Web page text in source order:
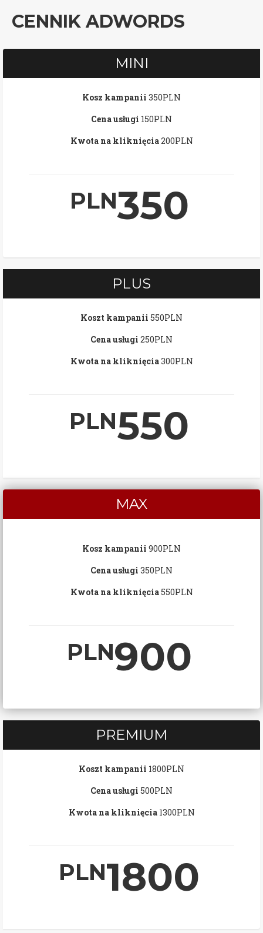
CENNIK ADWORDS
MINI
Kosz kampanii 350PLN
Cena usługi 150PLN
Kwota na kliknięcia200PLN
PLN350
PLUS
Koszt kampanii 550PLN
Cena usługi 250PLN
Kwota na kliknięcia300PLN
PLN550
MAX
Kosz kampanii 900PLN
Cena usługi 350PLN
Kwota na kliknięcia550PLN
PLN900
PREMIUM
Koszt kampanii 1800PLN
Cena usługi 500PLN
Kwota na kliknięcia1300PLN
PLN1800